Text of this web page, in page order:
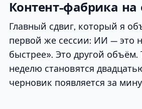
Контент-фабрика на
Главный сдвиг, который я
первой же сессии: ИИ — это
быстрее». Это другой объём.
неделю становятся
черновик появляется за